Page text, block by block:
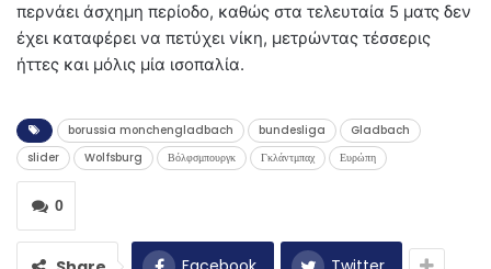
περνάει άσχημη περίοδο, καθώς στα τελευταία 5 ματς δεν
έχει καταφέρει να πετύχει νίκη, μετρώντας τέσσερις
ήττες και μόλις μία ισοπαλία.
borussia monchengladbach bundesliga
Gladbach
slider
Wolfsburg Βόλφσμπουργκ Γκλάντμπαχ Ευρώπη
0